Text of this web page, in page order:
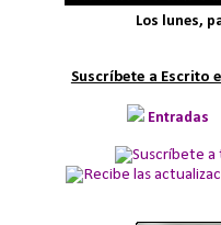
Los lunes,
Suscríbete a Escrito
Entradas